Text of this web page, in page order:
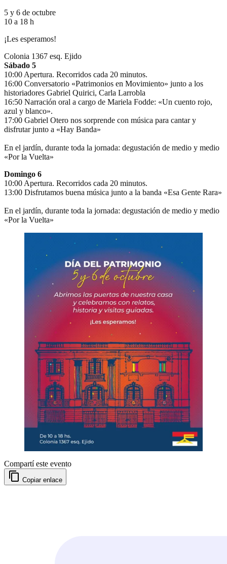
5 y 6 de octubre
10 a 18 h
¡Les esperamos!
Colonia 1367 esq. Ejido
Sábado 5
10:00 Apertura. Recorridos cada 20 minutos.
16:00 Conversatorio «Patrimonios en Movimiento» junto a los
historiadores Gabriel Quirici, Carla Larrobla
16:50 Narración oral a cargo de Mariela Fodde: «Un cuento rojo,
azul y blanco».
17:00 Gabriel Otero nos sorprende con música para cantar y
disfrutar junto a «Hay Banda»
En el jardín, durante toda la jornada: degustación de medio y medio
«Por la Vuelta»
Domingo 6
10:00 Apertura. Recorridos cada 20 minutos.
13:00 Disfrutamos buena música junto a la banda «Esa Gente Rara»
En el jardín, durante toda la jornada: degustación de medio y medio
«Por la Vuelta»
Compartí este evento
Copiar enlace